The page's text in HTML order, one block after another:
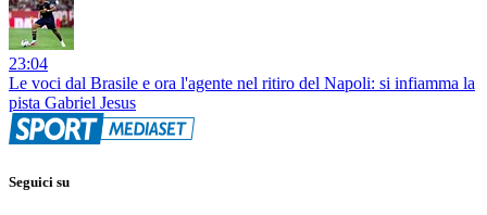
23:04
Le voci dal Brasile e ora l'agente nel ritiro del Napoli: si infiamma la
pista Gabriel Jesus
Seguici su